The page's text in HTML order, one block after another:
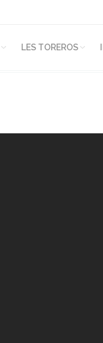
LES TOREROS